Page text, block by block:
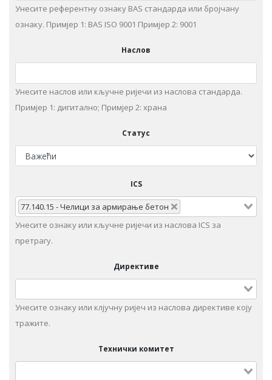
Унесите референтну ознаку BAS стандарда или бројчану
ознаку. Примjeр 1: BAS ISO 9001 Примjeр 2: 9001
Наслов
Унeситe наслов или кључне ријечи из нaслoвa стaндaрдa.
Примjeр 1: дигитaлнo; Примjeр 2: храна
Статус
ICS
77.140.15 - Чeлици зa армирање бeтoн
Унесите ознаку или кључне ријечи из наслова ICS за
претрагу.
Директиве
Унесите ознаку или клјучну ријеч из наслова директиве коју
тражите.
Технички комитет